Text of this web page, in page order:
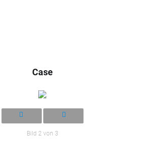
Case
Bild 2 von 3